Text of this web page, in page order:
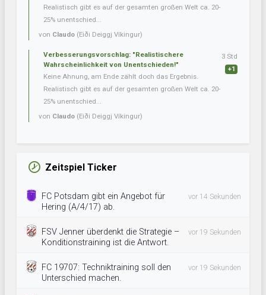
Realistisch gibt es auf der gesamten großen Welt ca. 20-
25% unentschied...
von Claudo (Eiði Deiggj Víkingur)
Verbesserungsvorschlag: "Realistischere
Wahrscheinlichkeit von Unentschieden!"
Keine Ahnung, am Ende zählt doch das Ergebnis.
Realistisch gibt es auf der gesamten großen Welt ca. 20-
25% unentschied...
von Claudo (Eiði Deiggj Víkingur)
3 Std
+1
Zeitspiel Ticker
FC Potsdam gibt ein Angebot für
Hering (A/4/17) ab.
vor 14 Sekunden
FSV Jenner überdenkt die Strategie –
Konditionstraining ist die Antwort.
vor 19 Sekunden
FC 19707: Techniktraining soll den
Unterschied machen.
vor 19 Sekunden